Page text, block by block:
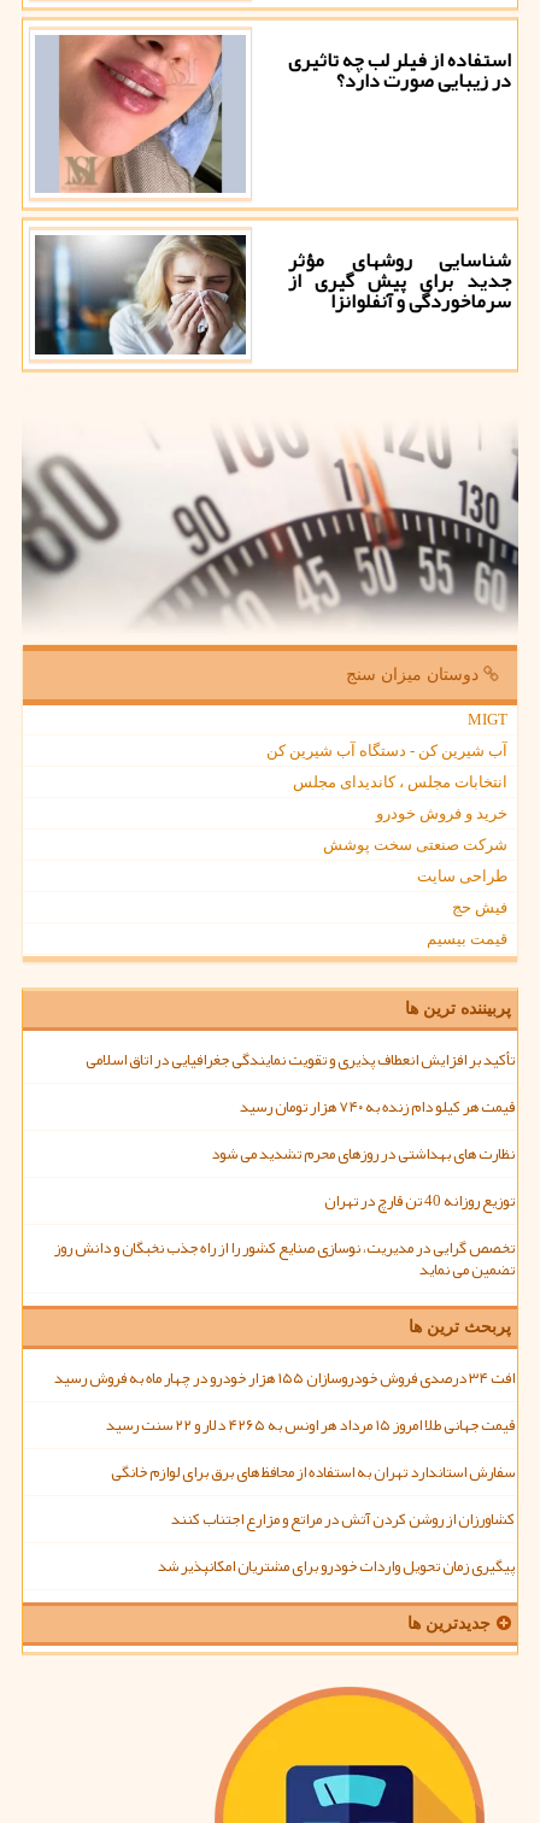
استفاده از فیلر لب چه تاثیری
در زیبایی صورت دارد؟
شناسایی روشهای مؤثر
جدید برای پیش گیری از
سرماخوردگی و آنفلوانزا
دوستان میزان سنج
MIGT
آب شیرین کن - دستگاه آب شیرین کن
انتخابات مجلس ، کاندیدای مجلس
خرید و فروش خودرو
شرکت صنعتی سخت پوشش
طراحی سایت
فیش حج
قیمت بیسیم
پربیننده ترین ها
تأکید بر افزایش انعطاف پذیری و تقویت نمایندگی جغرافیایی در اتاق اسلامی
قیمت هر کیلو دام زنده به ۷۴۰ هزار تومان رسید
نظارت های بهداشتی در روزهای محرم تشدید می شود
توزیع روزانه 40 تن قارچ در تهران
تخصص گرایی در مدیریت، نوسازی صنایع کشور را از راه جذب نخبگان و دانش روز
تضمین می نماید
پربحث ترین ها
افت ۳۴ درصدی فروش خودروسازان ۱۵۵ هزار خودرو در چهار ماه به فروش رسید
قیمت جهانی طلا امروز ۱۵ مرداد هر اونس به ۴۲۶۵ دلار و ۲۲ سنت رسید
سفارش استاندارد تهران به استفاده از محافظ های برق برای لوازم خانگی
کشاورزان از روشن کردن آتش در مراتع و مزارع اجتناب کنند
پیگیری زمان تحویل واردات خودرو برای مشتریان امکانپذیر شد
جدیدترین ها